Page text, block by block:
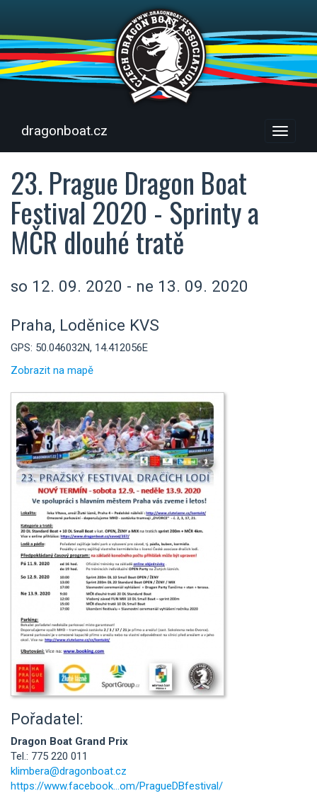
Menu
dragonboat.cz
23. Prague Dragon Boat
Festival 2020 - Sprinty a
MČR dlouhé tratě
so 12. 09. 2020 - ne 13. 09. 2020
Praha, Loděnice KVS
GPS: 50.046032N, 14.412056E
Zobrazit na mapě
Pořadatel:
Dragon Boat Grand Prix
Tel.: 775 220 011
klimbera@dragonboat.cz
https://www.facebook...om/PragueDBfestival/